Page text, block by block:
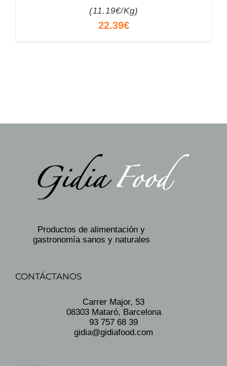
(11.19€/Kg)
22.39€
Productos de alimentación y
gastronomía sanos y naturales
CONTÁCTANOS
Carrer Major, 53
08303 Mataró, Barcelona
93 757 68 39
gidia@gidiafood.com